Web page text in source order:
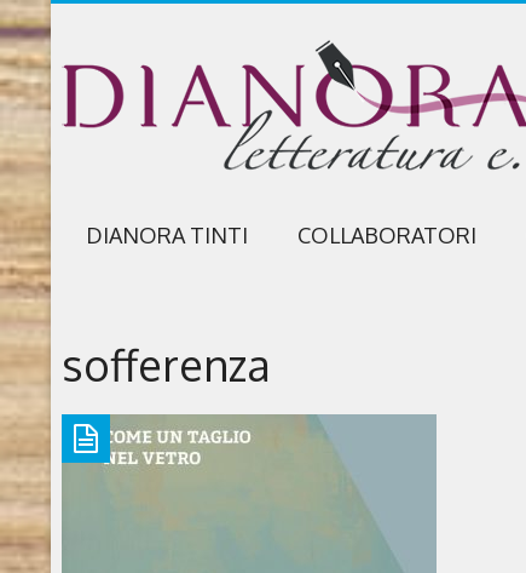
DIANORA TINTI COLLABORATORI
sofferenza